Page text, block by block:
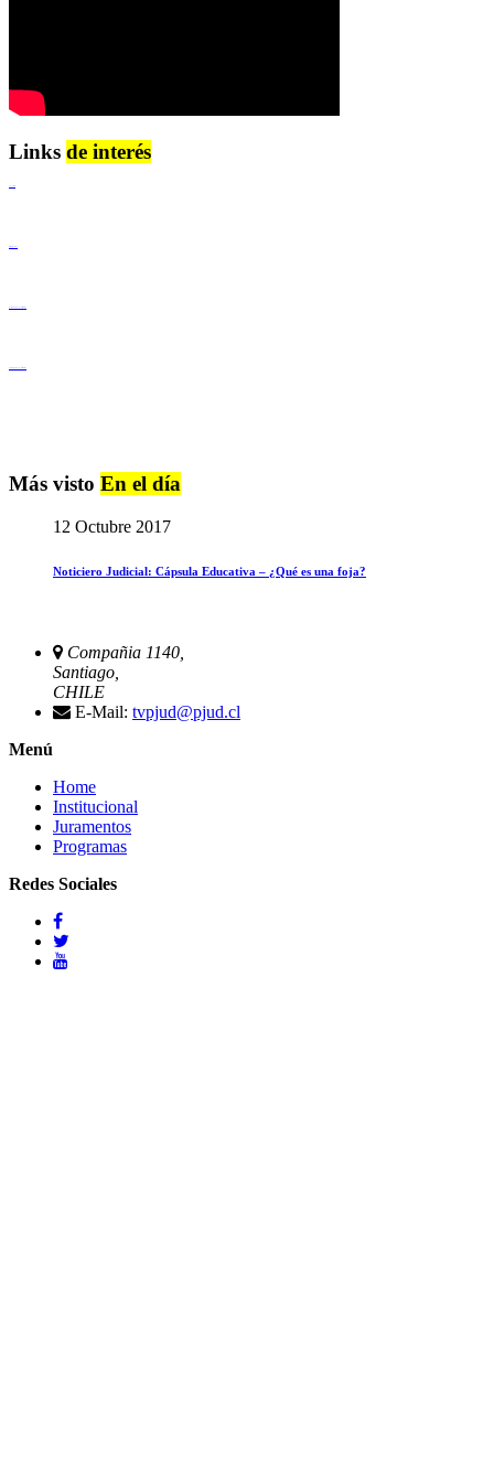
Links de interés
Más visto En el día
12 Octubre 2017
Noticiero Judicial: Cápsula Educativa – ¿Qué es una foja?
Compañia 1140,
Santiago,
CHILE
E-Mail: tvpjud@pjud.cl
Menú
Home
Institucional
Juramentos
Programas
Redes Sociales